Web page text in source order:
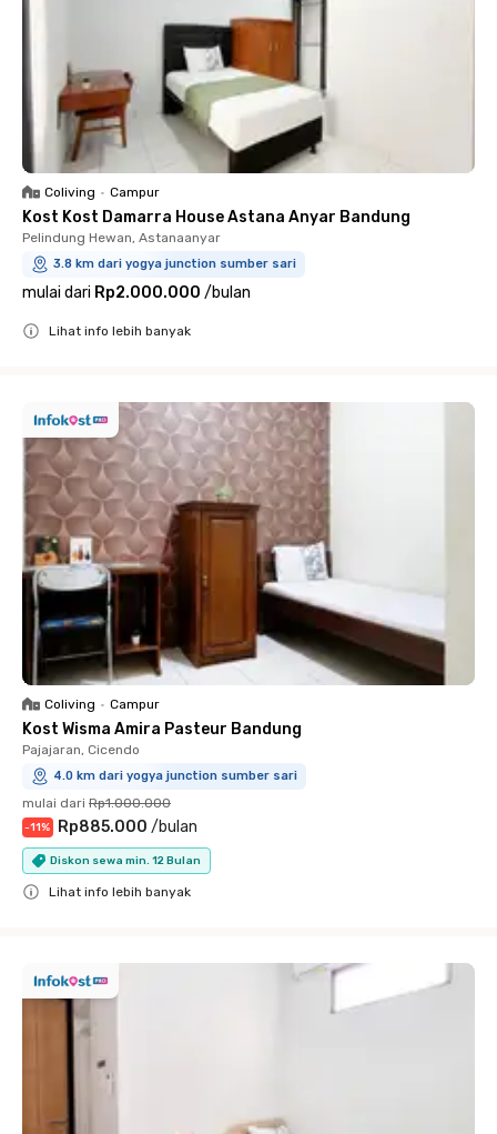
Coliving • Campur
Kost Kost Damarra House Astana Anyar Bandung
Pelindung Hewan, Astanaanyar
3.8 km dari yogya junction sumber sari
mulai dari Rp2.000.000 /bulan
Lihat info lebih banyak
Coliving • Campur
Kost Wisma Amira Pasteur Bandung
Pajajaran, Cicendo
4.0 km dari yogya junction sumber sari
mulai dari Rp1.000.000
-11% Rp885.000 /bulan
Diskon sewa min. 12 Bulan
Lihat info lebih banyak